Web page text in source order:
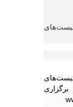
۱۵ آذر ۹۶ محل برگزاری